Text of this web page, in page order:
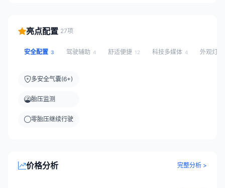
亮点配置 27项
安全配置 3 驾驶辅助 4 舒适便捷 12 科技多媒体 4 外观灯光
多安全气囊(6+)
胎压监测
零胎压继续行驶
价格分析 完整分析 >